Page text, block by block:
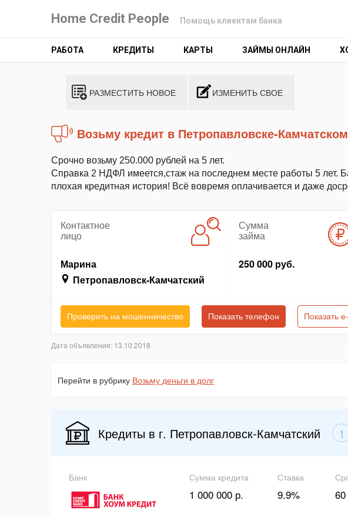
Home Credit People Помощь клиентам банка
РАБОТА КРЕДИТЫ КАРТЫ ЗАЙМЫ ОНЛАЙН
РАЗМЕСТИТЬ НОВОЕ ИЗМЕНИТЬ СВОЕ
Возьму кредит в Петропавловске-Камчатском
Срочно возьму 250.000 рублей на 5 лет.
Справка 2 НДФЛ имеется,стаж на последнем месте работы 5 лет.
плохая кредитная история! Всё вовремя оплачивается и даже
Контактное
лицо
Марина
Петропавловск-Камчатский
Сумма
займа
250 000 руб.
Проверить на мошенничество Показать телефон Показать
Дата объявления: 13.10.2018
Перейти в рубрику Возьму деньги в долг
Кредиты в г. Петропавловск-Камчатский 1
Банк Сумма кредита
1 000 000 р.
Ставка
9.9%